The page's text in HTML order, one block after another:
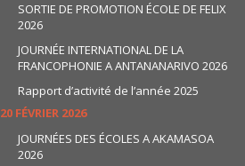
SORTIE DE PROMOTION ÉCOLE DE FELIX
2026
JOURNÉE INTERNATIONAL DE LA
FRANCOPHONIE A ANTANANARIVO 2026
Rapport d’activité de l’année 2025
20 FÉVRIER 2026
JOURNÉES DES ÉCOLES A AKAMASOA
2026